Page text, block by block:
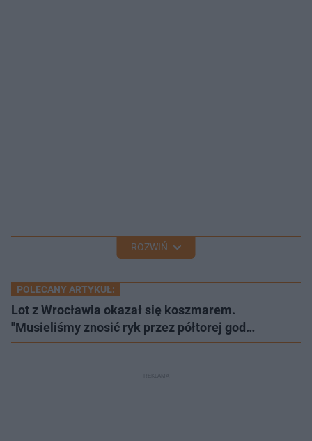
ROZWIŃ
POLECANY ARTYKUŁ:
Lot z Wrocławia okazał się koszmarem.
"Musieliśmy znosić ryk przez półtorej god…